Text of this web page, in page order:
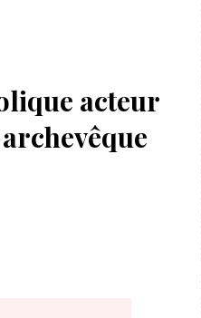
acteur